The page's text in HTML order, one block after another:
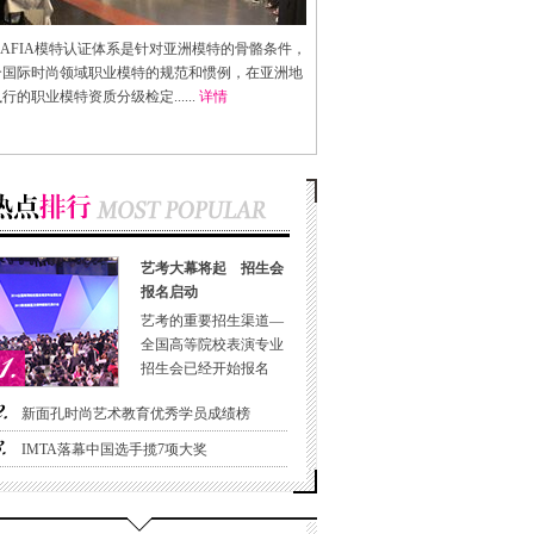
AFIA模特认证体系是针对亚洲模特的骨骼条件，
际时尚领域职业模特的规范和惯例，在亚洲地
的职业模特资质分级检定...... 详情
艺考大幕将起 招生会
报名启动
艺考的重要招生渠道—
全国高等院校表演专业
招生会已经开始报名
新面孔时尚艺术教育优秀学员成绩榜
IMTA落幕中国选手揽7项大奖